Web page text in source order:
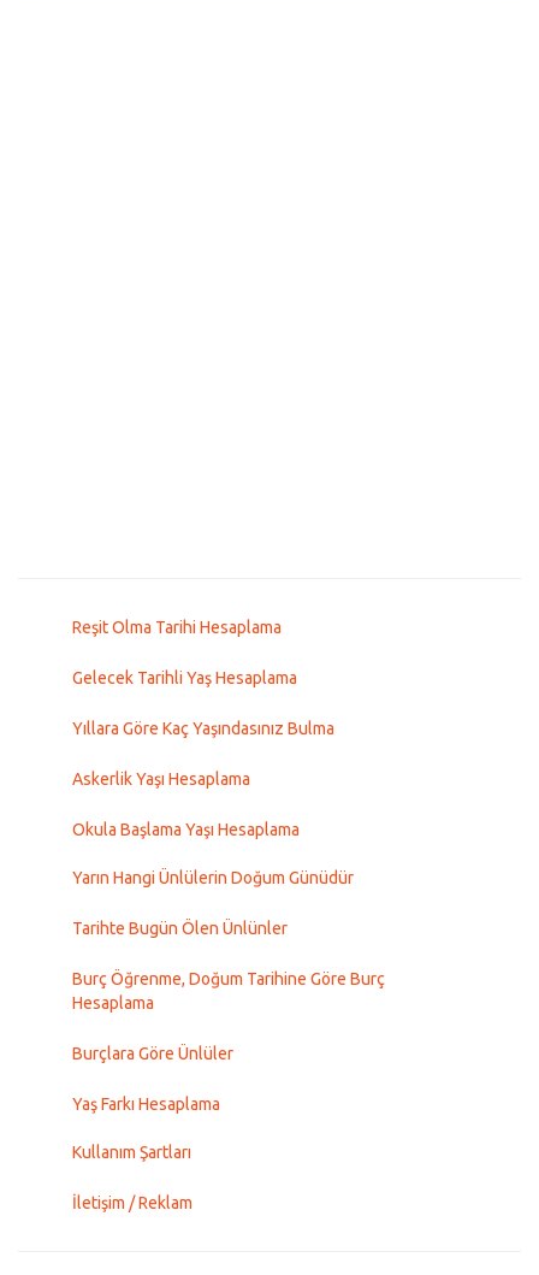
Reşit Olma Tarihi Hesaplama
Gelecek Tarihli Yaş Hesaplama
Yıllara Göre Kaç Yaşındasınız Bulma
Askerlik Yaşı Hesaplama
Okula Başlama Yaşı Hesaplama
Yarın Hangi Ünlülerin Doğum Günüdür
Tarihte Bugün Ölen Ünlünler
Burç Öğrenme, Doğum Tarihine Göre Burç
Hesaplama
Burçlara Göre Ünlüler
Yaş Farkı Hesaplama
Kullanım Şartları
İletişim / Reklam